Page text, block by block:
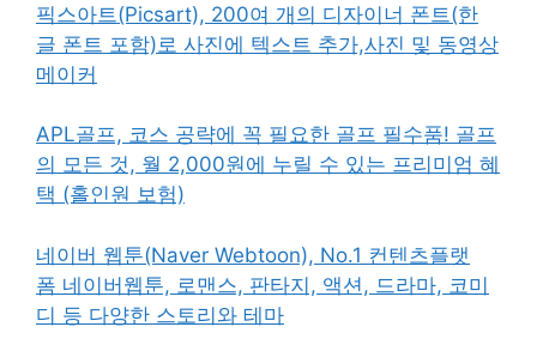
픽스아트(Picsart), 200여 개의 디자이너 폰트(한
글 폰트 포함)로 사진에 텍스트 추가,사진 및 동영상
메이커
APL골프, 코스 공략에 꼭 필요한 골프 필수품! 골프
의 모든 것, 월 2,000원에 누릴 수 있는 프리미엄 혜
택 (홀인원 보험)
네이버 웹툰(Naver Webtoon), No.1 컨텐츠플랫
폼 네이버웹툰, 로맨스, 판타지, 액션, 드라마, 코미
디 등 다양한 스토리와 테마